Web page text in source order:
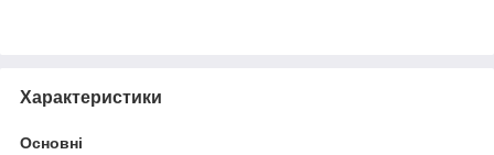
Характеристики
Основні